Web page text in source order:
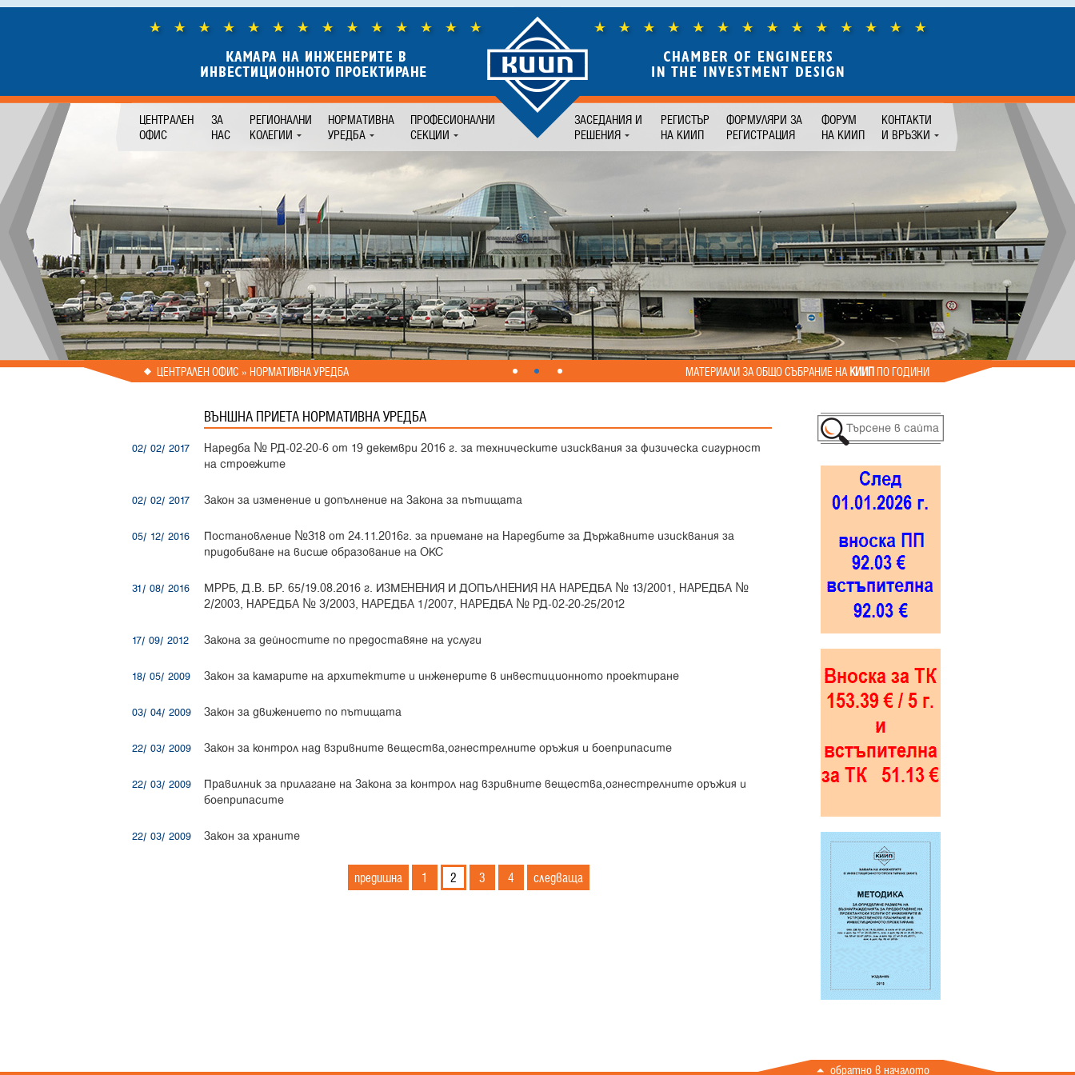
PrevNext
ЦЕНТРАЛЕН
ОФИС
ЗА
НАС
РЕГИОНАЛНИ
КОЛЕГИИ
НОРМАТИВНА
УРЕДБА
ПРОФЕСИОНАЛНИ
СЕКЦИИ
ЗАСЕДАНИЯ И
РЕШЕНИЯ
РЕГИСТЪР
НА КИИП
ФОРМУЛЯРИ ЗА
РЕГИСТРАЦИЯ
ФОРУМ
НА КИИП
КОНТАКТИ
И ВРЪЗКИ
ЦЕНТРАЛЕН ОФИС » НОРМАТИВНА УРЕДБА МАТЕРИАЛИ ЗА ОБЩО СЪБРАНИЕ НАКИИППО ГОДИНИ
ВЪНШНА ПРИЕТА НОРМАТИВНА УРЕДБА
02/ 02/ 2017
Наредба № РД-02-20-6 от 19 декември 2016 г. за техническите изисквания за физическа сигурност
на строежите
02/ 02/ 2017 Закон за изменение и допълнение на Закона за пътищата
05/ 12/ 2016
Постановление №318 от 24.11.2016г. за приемане на Наредбите за Държавните изисквания за
придобиване на висше образование на ОКС
31/ 08/ 2016
МРРБ, Д.В. БР. 65/19.08.2016 г. ИЗМЕНЕНИЯ И ДОПЪЛНЕНИЯ НА НАРЕДБА № 13/2001, НАРЕДБА №
2/2003, НАРЕДБА № 3/2003, НАРЕДБА 1/2007, НАРЕДБА № РД-02-20-25/2012
17/ 09/ 2012 Закона за дейностите по предоставяне на услуги
18/ 05/ 2009 Закон за камарите на архитектите и инженерите в инвестиционното проектиране
03/ 04/ 2009 Закон за движението по пътищата
22/ 03/ 2009 Закон за контрол над взривните вещества,огнестрелните оръжия и боеприпасите
22/ 03/ 2009
Правилник за прилагане на Закона за контрол над взривните вещества,огнестрелните оръжия и
боеприпасите
22/ 03/ 2009 Закон за храните
предишна 1 2 3 4 следваща
обратно в началото